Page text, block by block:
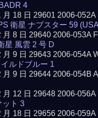
4
月 18 日 29601 2006-
衛星 ナブスター 59
月 8 日 29640 2006-053A
星 風雲 2 号 D
月 9 日 29643 2006-054A
ルドブルー 1
月 9 日 29644 2006-054B
月 12 日 29648 2006-
ット 3
月 18 日 29656 2006-